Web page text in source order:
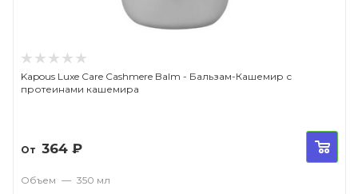
Kapous Luxe Care Cashmere Balm - Бальзам-Кашемир с
протеинами кашемира
От 364 ₽
Объем — 350 мл